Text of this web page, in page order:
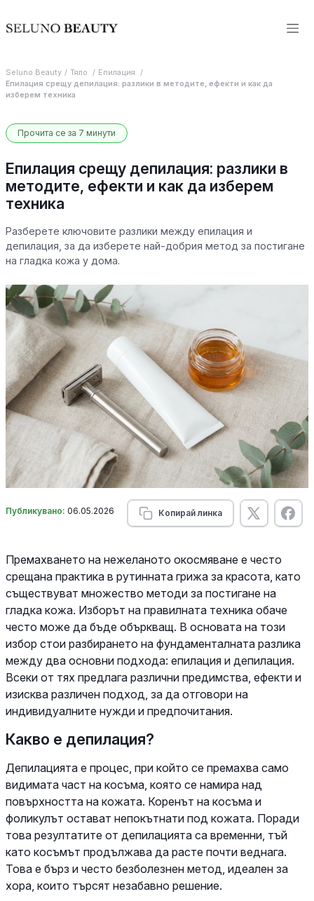
Seluno Beauty Тяло
Епилация
Епилация срещу депилация: разлики в методите, ефекти и как да
изберем техника
Прочита се за 7 минути
Епилация срещу депилация: разлики в
методите, ефекти и как да изберем
техника
Разберете ключовите разлики между епилация и
депилация, за да изберете най-добрия метод за постигане
на гладка кожа у дома.
Публикувано: 06.05.2026 Копирай линка
Премахването на нежеланото окосмяване е често
срещана практика в рутинната грижа за красота, като
съществуват множество методи за постигане на
гладка кожа. Изборът на правилната техника обаче
често може да бъде объркващ. В основата на този
избор стои разбирането на фундаменталната разлика
между два основни подхода: епилация и депилация.
Всеки от тях предлага различни предимства, ефекти и
изисква различен подход, за да отговори на
индивидуалните нужди и предпочитания.
Какво е депилация?
Депилацията е процес, при който се премахва само
видимата част на косъма, която се намира над
повърхността на кожата. Коренът на косъма и
фоликулът остават непокътнати под кожата. Поради
това резултатите от депилацията са временни, тъй
като косъмът продължава да расте почти веднага.
Това е бърз и често безболезнен метод, идеален за
хора, които търсят незабавно решение.